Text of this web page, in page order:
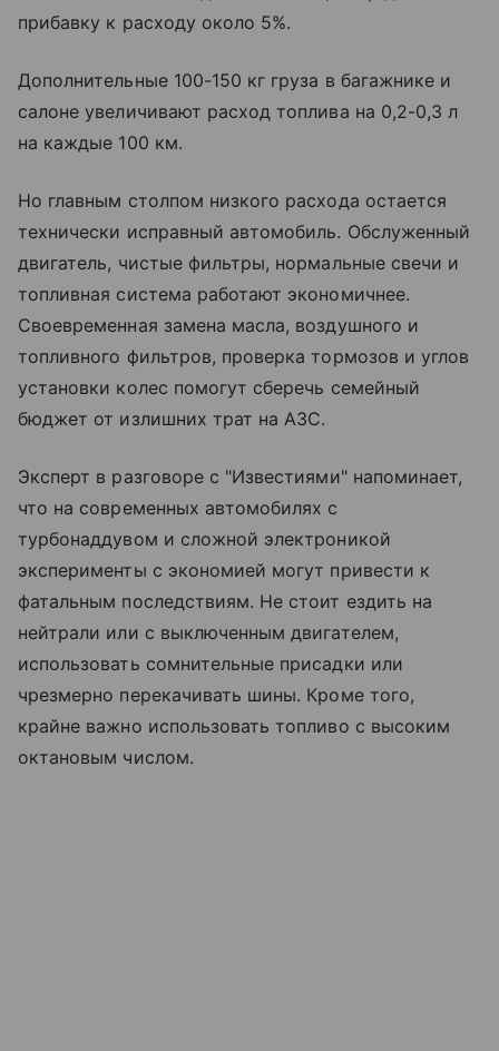
прибавку к расходу около 5%.
Дополнительные 100-150 кг груза в багажнике и
салоне увеличивают расход топлива на 0,2-0,3 л
на каждые 100 км.
Но главным столпом низкого расхода остается
технически исправный автомобиль. Обслуженный
двигатель, чистые фильтры, нормальные свечи и
топливная система работают экономичнее.
Своевременная замена масла, воздушного и
топливного фильтров, проверка тормозов и углов
установки колес помогут сберечь семейный
бюджет от излишних трат на АЗС.
Эксперт в разговоре с "Известиями" напоминает,
что на современных автомобилях с
турбонаддувом и сложной электроникой
эксперименты с экономией могут привести к
фатальным последствиям. Не стоит ездить на
нейтрали или с выключенным двигателем,
использовать сомнительные присадки или
чрезмерно перекачивать шины. Кроме того,
крайне важно использовать топливо с высоким
октановым числом.